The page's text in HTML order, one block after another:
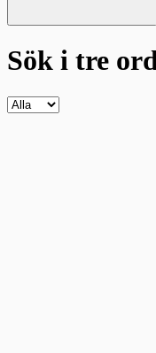
Sök i tre